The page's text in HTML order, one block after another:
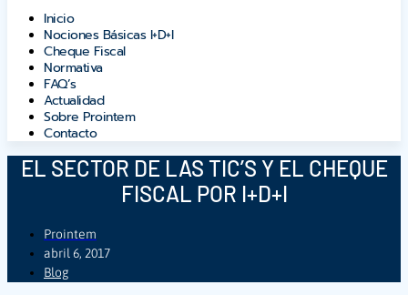
Inicio
Nociones Básicas I+D+i
Cheque Fiscal
Normativa
FAQ’s
Actualidad
Sobre Prointem
Contacto
EL SECTOR DE LAS TIC’S Y EL CHEQUE
FISCAL POR I+D+I
Prointem
abril 6, 2017
Blog